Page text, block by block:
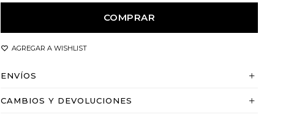
COMPRAR
ENVÍOS
CAMBIOS Y DEVOLUCIONES